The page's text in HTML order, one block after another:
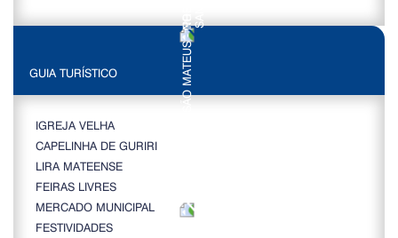
GUIA TURÍSTICO
IGREJA VELHA
CAPELINHA DE GURIRI
LIRA MATEENSE
FEIRAS LIVRES
MERCADO MUNICIPAL
FESTIVIDADES